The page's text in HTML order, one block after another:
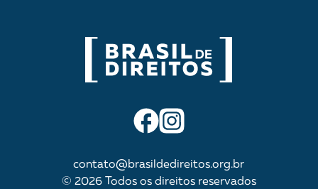
contato@brasildedireitos.org.br
© 2026 Todos os direitos reservados